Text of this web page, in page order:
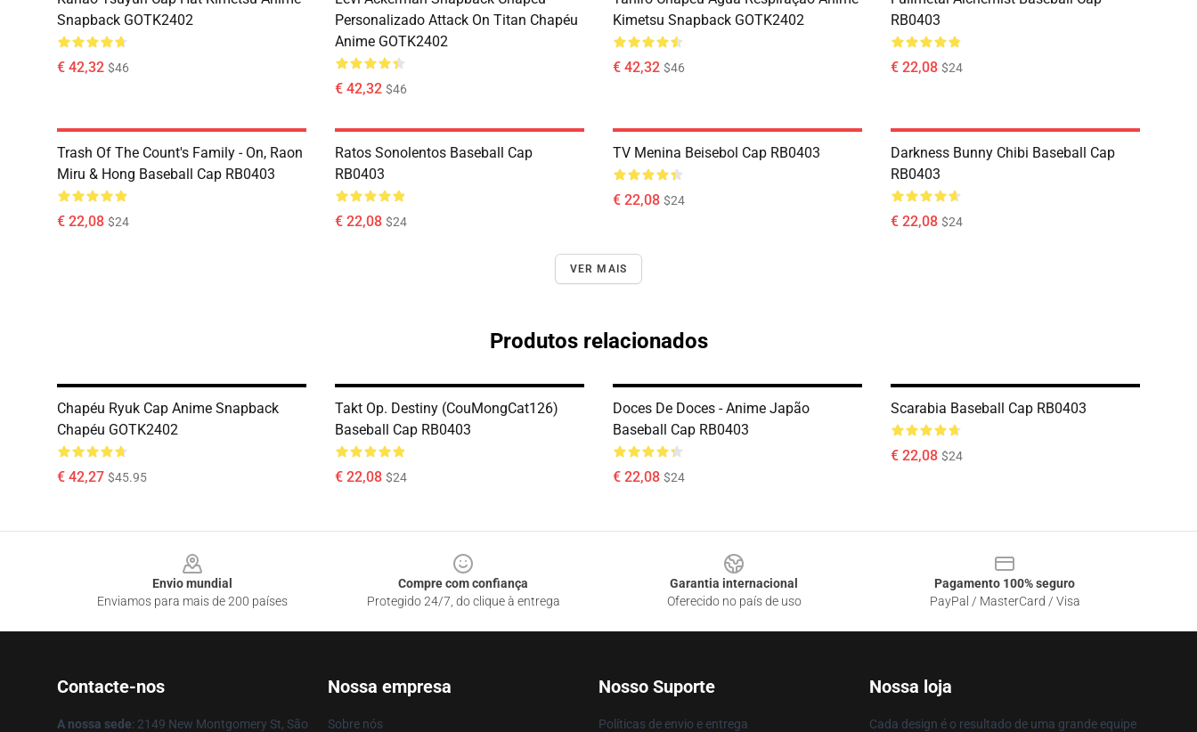
Snapback GOTK2402
€ 42,32 $46
Personalizado Attack On Titan Chapéu
Anime GOTK2402
€ 42,32 $46
Kimetsu Snapback GOTK2402
€ 42,32 $46
RB0403
€ 22,08 $24
Trash Of The Count's Family - On, Raon
Miru & Hong Baseball Cap RB0403
€ 22,08 $24
Ratos Sonolentos Baseball Cap
RB0403
€ 22,08 $24
TV Menina Beisebol Cap RB0403
€ 22,08 $24
Darkness Bunny Chibi Baseball Cap
RB0403
€ 22,08 $24
VER MAIS
Produtos relacionados
Chapéu Ryuk Cap Anime Snapback
Chapéu GOTK2402
€ 42,27 $45.95
Takt Op. Destiny (CouMongCat126)
Baseball Cap RB0403
€ 22,08 $24
Doces De Doces - Anime Japão
Baseball Cap RB0403
€ 22,08 $24
Scarabia Baseball Cap RB0403
€ 22,08 $24
Envio mundial
Enviamos para mais de 200 países
Compre com confiança
Protegido 24/7, do clique à entrega
Garantia internacional
Oferecido no país de uso
Pagamento 100% seguro
PayPal / MasterCard / Visa
Contacte-nos
A nossa sede: 2149 New Montgomery St, São
Nossa empresa
Sobre nós
Nosso Suporte
Políticas de envio e entrega
Nossa loja
Cada design é o resultado de uma grande equipe